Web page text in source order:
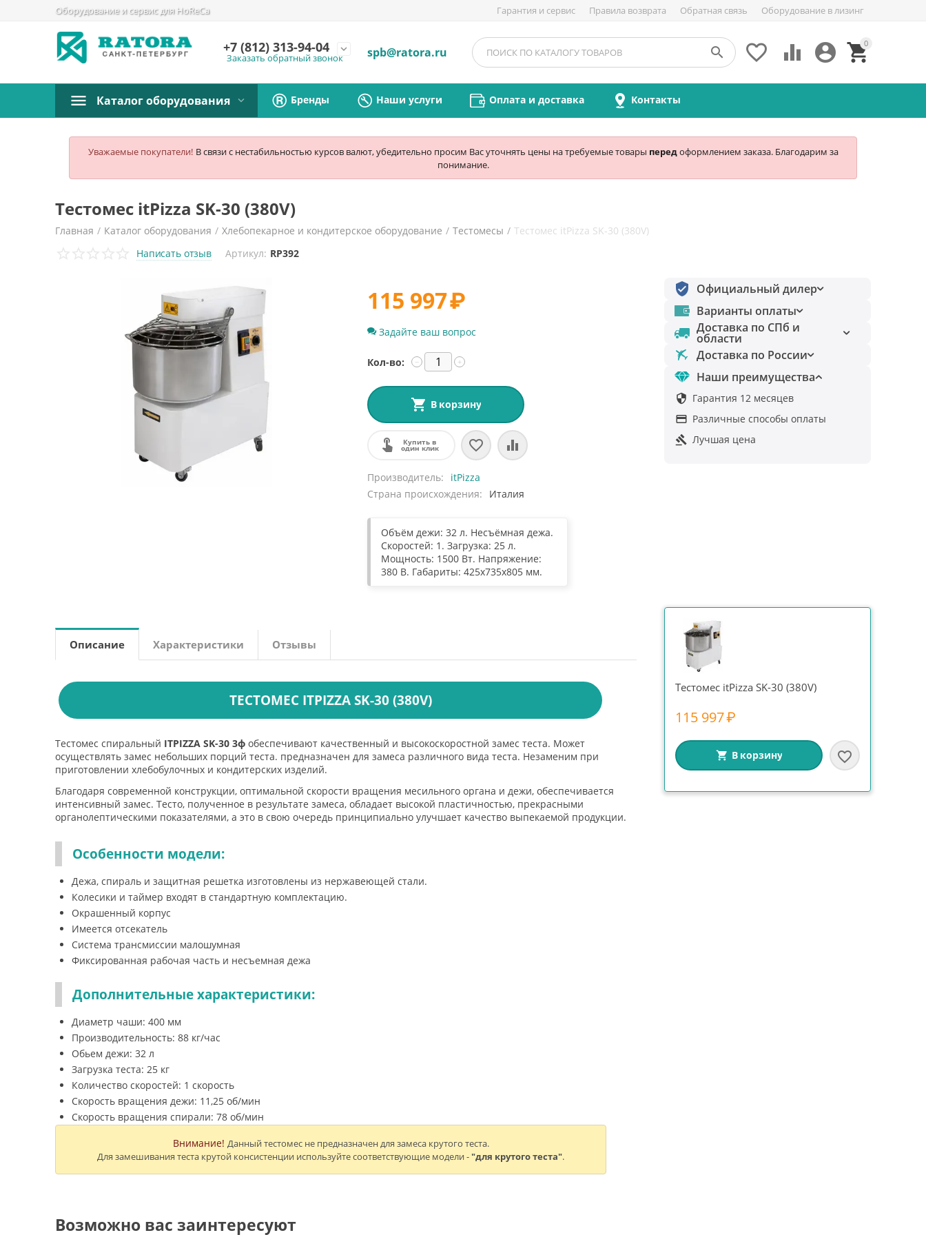
Оборудование и сервис для HoReCa Гарантия и сервис Правила возврата Обратная связь Оборудование в лизинг
+7 (812) 313-94-04 expand_more
Заказать обратный звонок spb@ratora.ru
0


 

Каталог оборудования Бренды Наши услуги Оплата и доставка Контакты
Уважаемые покупатели! В связи с нестабильностью курсов валют, убедительно просим Вас уточнять цены на требуемые товары передоформлением заказа. Благодарим за
понимание.
Тестомес itPizza SK-30 (380V)
Главная / Каталог оборудования / Хлебопекарное и кондитерское оборудование / Тестомесы / Тестомес itPizza SK-30 (380V)
Написать отзыв
Артикул: RP392
115 997₽
Задайте ваш вопрос
Кол-во: +
−
В корзину
Купить в
один клик
Производитель
itPizza
Страна происхождения
Италия
Объём дежи: 32 л. Несъёмная дежа.
Скоростей: 1. Загрузка: 25 л.
Мощность: 1500 Вт. Напряжение:
380 В. Габариты: 425x735x805 мм.
Официальный дилер
Варианты оплаты
Доставка по СПб и
области
Доставка по России
Наши преимущества
 Гарантия 12 месяцев
 Различные способы оплаты
 Лучшая цена
Тестомес itPizza SK-30 (380V)
115 997₽
В корзину
Описание Характеристики Отзывы
ТЕСТОМЕС ITPIZZA SK-30 (380V)
Тестомес спиральный ITPIZZA SK-30 3ф обеспечивают качественный и высокоскоростной замес теста. Может
осуществлять замес небольших порций теста. предназначен для замеса различного вида теста. Незаменим при
приготовлении хлебобулочных и кондитерских изделий.
Благодаря современной конструкции, оптимальной скорости вращения месильного органа и дежи, обеспечивается
интенсивный замес. Тесто, полученное в результате замеса, обладает высокой пластичностью, прекрасными
органолептическими показателями, а это в свою очередь принципиально улучшает качество выпекаемой продукции.
Особенности модели:
Дежа, спираль и защитная решетка изготовлены из нержавеющей стали.
Колесики и таймер входят в стандартную комплектацию.
Окрашенный корпус
Имеется отсекатель
Система трансмиссии малошумная
Фиксированная рабочая часть и несъемная дежа
Дополнительные характеристики:
Диаметр чаши: 400 мм
Производительность: 88 кг/час
Обьем дежи: 32 л
Загрузка теста: 25 кг
Количество скоростей: 1 скорость
Скорость вращения дежи: 11,25 об/мин
Скорость вращения спирали: 78 об/мин
Внимание! Данный тестомес не предназначен для замеса крутого теста.
Для замешивания теста крутой консистенции используйте соответствующие модели - "для крутого теста".
Возможно вас заинтересуют